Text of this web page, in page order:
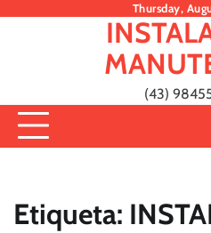
Thursday,
(43)
Etiqueta: